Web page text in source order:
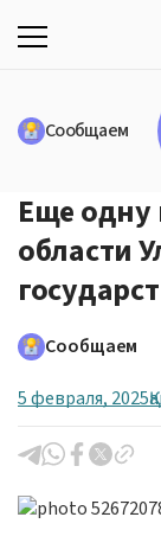
Сообщаем
Еще одну
области
Сообщаем
5 февраля, 2025